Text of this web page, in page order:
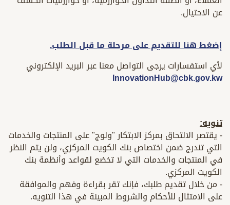
عن الاحتيال.
إضغط هنا للتقديم على مرحلة ما قبل الطلب.
لأي استفسارات يرجى التواصل معنا عبر البريد الإلكتروني
InnovationHub@cbk.gov.kw
تنويه:
- يقتصر الالتحاق بمركز الابتكار "ولوج" على المنتجات والخدمات
التي تندرج ضمن اختصاص بنك الكويت المركزي، ولن يتم النظر
في المنتجات والخدمات التي لا تخضع لقواعد وأنظمة بنك
الكويت المركزي.
- من خلال تقديم طلبك، فإنك تقر بقراءة وفهم والموافقة
على الامتثال للأحكام والشروط المبينة في هذا التنويه.